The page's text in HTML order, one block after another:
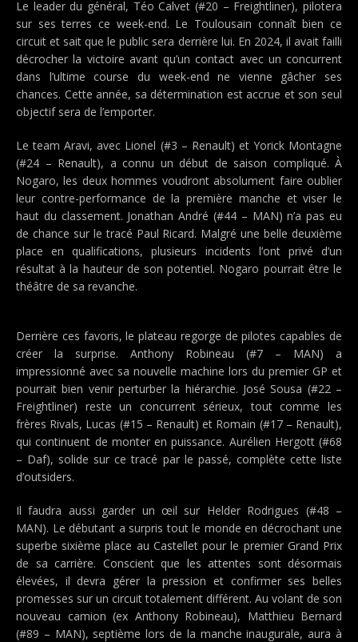
Le leader du général, Téo Calvet (#20 – Freightliner), pilotera
sur ses terres ce week-end. Le Toulousain connaît bien ce
circuit et sait que le public sera derrière lui. En 2024, il avait failli
décrocher la victoire avant qu’un contact avec un concurrent
dans l’ultime course du week-end ne vienne gâcher ses
chances. Cette année, sa détermination est accrue et son seul
objectif sera de l’emporter.
Le team Aravi, avec Lionel (#3 – Renault) et Yorick Montagne
(#24 – Renault), a connu un début de saison compliqué. À
Nogaro, les deux hommes voudront absolument faire oublier
leur contre-performance de la première manche et viser le
haut du classement. Jonathan André (#44 – MAN) n’a pas eu
de chance sur le tracé Paul Ricard. Malgré une belle deuxième
place en qualifications, plusieurs incidents l’ont privé d’un
résultat à la hauteur de son potentiel. Nogaro pourrait être le
théâtre de sa revanche.
Derrière ces favoris, le plateau regorge de pilotes capables de
créer la surprise. Anthony Robineau (#7 – MAN) a
impressionné avec sa nouvelle machine lors du premier GP et
pourrait bien venir perturber la hiérarchie. José Sousa (#22 –
Freightliner) reste un concurrent sérieux, tout comme les
frères Rivals, Lucas (#15 – Renault) et Romain (#17 – Renault),
qui continuent de monter en puissance. Aurélien Hergott (#68
– Daf), solide sur ce tracé par le passé, complète cette liste
d’outsiders.
Il faudra aussi garder un œil sur Helder Rodrigues (#48 –
MAN). Le débutant a surpris tout le monde en décrochant une
superbe sixième place au Castellet pour le premier Grand Prix
de sa carrière. Conscient que les attentes sont désormais
élevées, il devra gérer la pression et confirmer ses belles
promesses sur un circuit totalement différent. Au volant de son
nouveau camion (ex Anthony Robineau), Matthieu Bernard
(#89 – MAN), septième lors de la manche inaugurale, aura à